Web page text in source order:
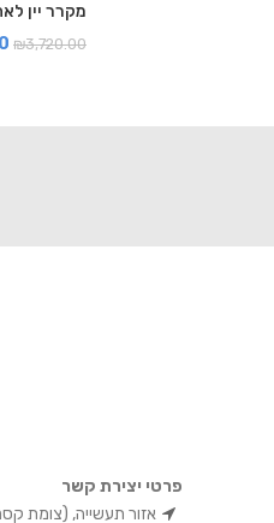
מקרר יין לאחסון
₪3,720.00
פרטי יצירת קשר
אזור תעשייה, (צומת